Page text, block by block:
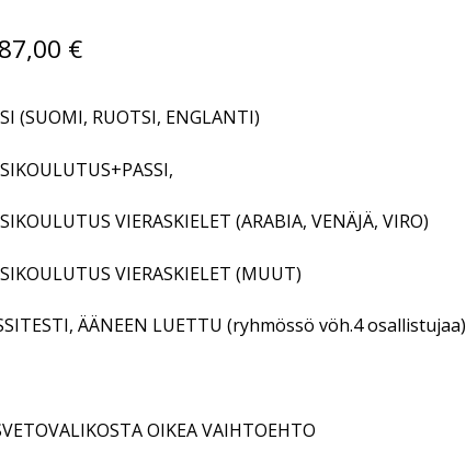
87,00 €Hintaluokka:
–
87,00 €
(SUOMI, RUOTSI, ENGLANTI)
VIERASKIELET (ARABIA, VENÄJÄ, VIRO)
VIERASKIELET (MUUT)
ÄÄNEEN LUETTU (ryhmössö vöh.4 osallistujaa)
OIKEA VAIHTOEHTO